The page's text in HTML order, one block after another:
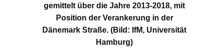
gemittelt über die Jahre 2013-2018, mit
Position der Verankerung in der
Dänemark Straße. (Bild: IfM, Universität
Hamburg)